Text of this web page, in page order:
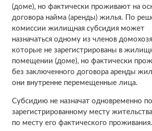
(доме), но фактически проживают на
договора найма (аренды) жилья. По
комиссии жилищная субсидия может
назначаться одному из членов
которые не зарегистрированы в
помещении (доме), но фактически
без заключенного договора аренды
они внутренне перемещенные лица.
Субсидию не назначат одновременно по
зарегистрированному месту
по месту его фактического проживания.